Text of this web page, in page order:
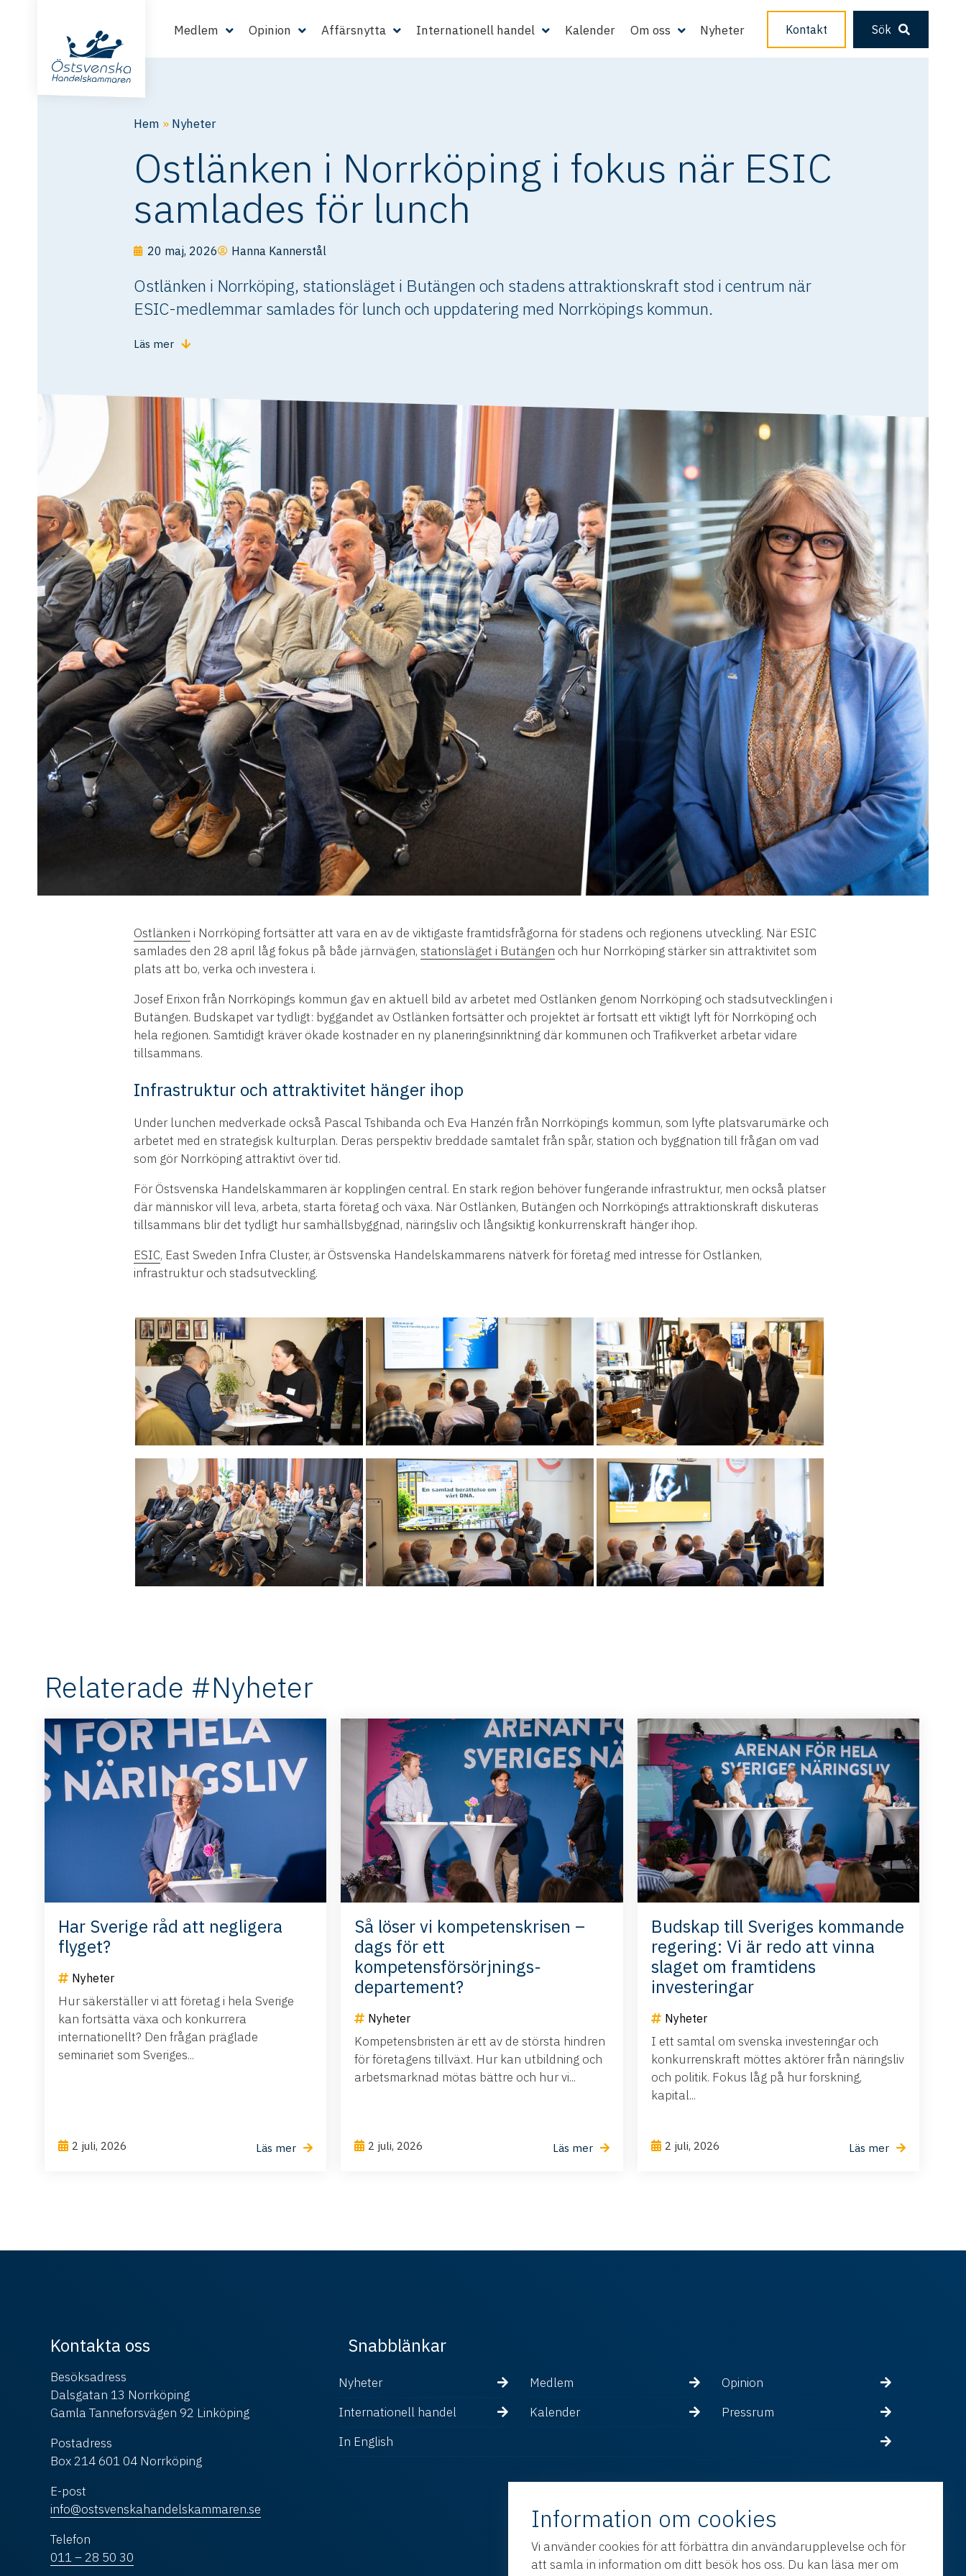
Medlem Opinion Affärsnytta Internationell handel Kalender Om oss Nyheter Kontakt Sök
Hem » Nyheter
Ostlänken i Norrköping i fokus när ESIC
samlades för lunch
20 maj, 2026 Hanna Kannerstål
Ostlänken i Norrköping, stationsläget i Butängen och stadens attraktionskraft stod i centrum när
ESIC-medlemmar samlades för lunch och uppdatering med Norrköpings kommun.
Läs mer
Ostlänken i Norrköping fortsätter att vara en av de viktigaste framtidsfrågorna för stadens och regionens utveckling. När ESIC
samlades den 28 april låg fokus på både järnvägen, stationsläget i Butängen och hur Norrköping stärker sin attraktivitet som
plats att bo, verka och investera i.
Josef Erixon från Norrköpings kommun gav en aktuell bild av arbetet med Ostlänken genom Norrköping och stadsutvecklingen i
Butängen. Budskapet var tydligt: byggandet av Ostlänken fortsätter och projektet är fortsatt ett viktigt lyft för Norrköping och
hela regionen. Samtidigt kräver ökade kostnader en ny planeringsinriktning där kommunen och Trafikverket arbetar vidare
tillsammans.
Infrastruktur och attraktivitet hänger ihop
Under lunchen medverkade också Pascal Tshibanda och Eva Hanzén från Norrköpings kommun, som lyfte platsvarumärke och
arbetet med en strategisk kulturplan. Deras perspektiv breddade samtalet från spår, station och byggnation till frågan om vad
som gör Norrköping attraktivt över tid.
För Östsvenska Handelskammaren är kopplingen central. En stark region behöver fungerande infrastruktur, men också platser
där människor vill leva, arbeta, starta företag och växa. När Ostlänken, Butängen och Norrköpings attraktionskraft diskuteras
tillsammans blir det tydligt hur samhällsbyggnad, näringsliv och långsiktig konkurrenskraft hänger ihop.
ESIC, East Sweden Infra Cluster, är Östsvenska Handelskammarens nätverk för företag med intresse för Ostlänken,
infrastruktur och stadsutveckling.
Relaterade #Nyheter
Har Sverige råd att negligera
flyget?
Nyheter
Hur säkerställer vi att företag i hela Sverige
kan fortsätta växa och konkurrera
internationellt? Den frågan präglade
seminariet som Sveriges...
2 juli, 2026 Läs mer
Så löser vi kompetenskrisen –
dags för ett
kompetensförsörjnings-
departement?
Nyheter
Kompetensbristen är ett av de största hindren
för företagens tillväxt. Hur kan utbildning och
arbetsmarknad mötas bättre och hur vi...
2 juli, 2026 Läs mer
Budskap till Sveriges kommande
regering: Vi är redo att vinna
slaget om framtidens
investeringar
Nyheter
I ett samtal om svenska investeringar och
konkurrenskraft möttes aktörer från näringsliv
och politik. Fokus låg på hur forskning,
kapital...
2 juli, 2026 Läs mer
Kontakta oss
Besöksadress
Dalsgatan 13 Norrköping
Gamla Tanneforsvägen 92 Linköping
Postadress
Box 214 601 04 Norrköping
E-post
info@ostsvenskahandelskammaren.se
Telefon
011 – 28 50 30
Snabblänkar
Nyheter Medlem
Opinion
Internationell handel
Kalender
Pressrum
In English
Information om cookies
Vi använder cookies för att förbättra din användarupplevelse och för
att samla in information om ditt besök hos oss. Du kan läsa mer om